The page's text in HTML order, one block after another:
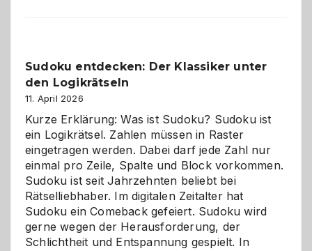
Sudoku entdecken: Der Klassiker unter
den Logikrätseln
11. April 2026
Kurze Erklärung: Was ist Sudoku? Sudoku ist
ein Logikrätsel. Zahlen müssen in Raster
eingetragen werden. Dabei darf jede Zahl nur
einmal pro Zeile, Spalte und Block vorkommen.
Sudoku ist seit Jahrzehnten beliebt bei
Rätselliebhaber. Im digitalen Zeitalter hat
Sudoku ein Comeback gefeiert. Sudoku wird
gerne wegen der Herausforderung, der
Schlichtheit und Entspannung gespielt. In